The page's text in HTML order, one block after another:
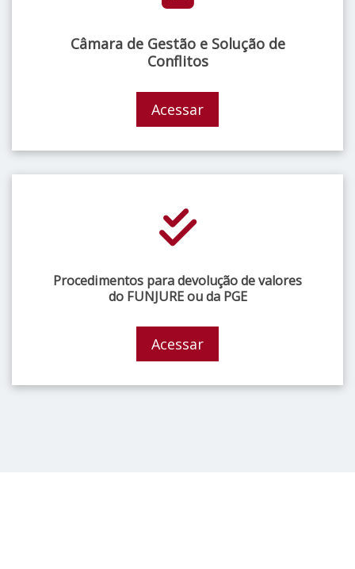
Câmara de Gestão e Solução de
Conflitos
Acessar
Procedimentos para devolução de valores
do FUNJURE ou da PGE
Acessar